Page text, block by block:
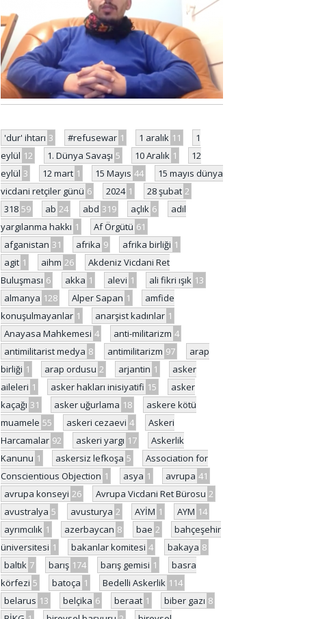
'dur' ihtarı 3 #refusewar 1 1 aralık 11
1
eylül 12 1. Dünya Savaşı 5 10 Aralık 1
12
eylül 3 12 mart 1 15 Mayıs 44
15 mayıs dünya
vicdani retçiler günü 6 2024 1 28 şubat 2
318 59 ab 24 abd 319 açlık 6
adil
yargılanma hakkı 1 Af Örgütü 61
afganistan 31 afrika 9 afrika birliği 1
agit 1 aihm 26
Akdeniz Vicdani Ret
Buluşması 6 akka 1 alevi 1 ali fikri ışık 13
almanya 128 Alper Sapan 1
amfide
konuşulmayanlar 1 anarşist kadınlar 1
Anayasa Mahkemesi 4 anti-militarizm 4
antimilitarist medya 8 antimilitarizm 97
arap
birliği 1 arap ordusu 2 arjantin 1
asker
aileleri 1 asker hakları inisiyatifi 15
asker
kaçağı 31 asker uğurlama 18
askere kötü
muamele 55 askeri cezaevi 4
Askeri
Harcamalar 92 askeri yargı 17
Askerlik
Kanunu 1 askersiz lefkoşa 5
Association for
Conscientious Objection 1 asya 1 avrupa 41
avrupa konseyi 26 Avrupa Vicdani Ret Bürosu 2
avustralya 5 avusturya 2 AYİM 1 AYM 14
ayrımcılık 1 azerbaycan 8 bae 2
bahçeşehir
üniversitesi 1 bakanlar komitesi 4 bakaya 8
baltık 7 barış 174 barış gemisi 1
basra
körfezi 5 batoça 1 Bedelli Askerlik 114
belarus 13 belçika 6 beraat 1 biber gazı 8